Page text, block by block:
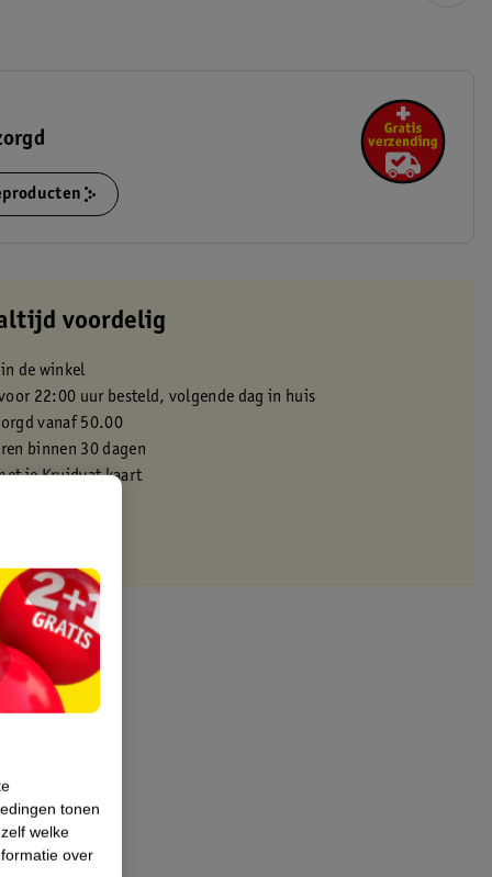
voordelig
de winkel
22:00 uur besteld, volgende dag in huis
vanaf 50.00
binnen 30 dagen
je Kruidvat kaart
tonen
welke
over